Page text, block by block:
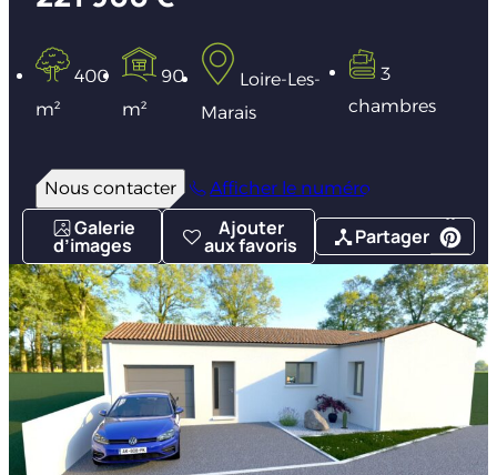
400
m²
90
m²
Loire-Les-
Marais
3
chambres
Nous contacter Afficher le numéro
Galerie
d’images
Ajouter
aux favoris Partager